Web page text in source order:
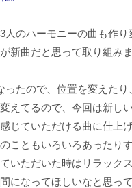
3人のハーモニーの曲も作
新曲だと思って取り組みま
ったので、位置を変えたり
えてるので、今回は新し
じていただける曲に仕上
こともいろいろあったり
いただいた時はリラック
になってほしいなと思っ